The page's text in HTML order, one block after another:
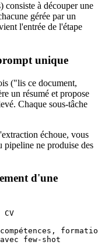
consiste à découper une
gérée par un
l'entrée de l'étape
unique
("lis ce document,
un résumé et propose
Chaque sous-tâche
échoue, vous
pipeline ne produise des
d'une
few-shot